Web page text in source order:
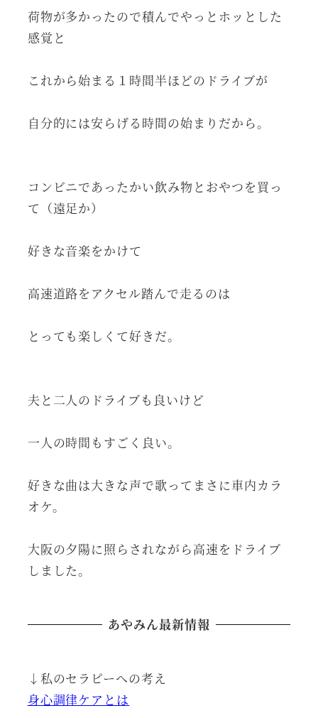
荷物が多かったので積んでやっとホッとした
感覚と
これから始まる１時間半ほどのドライブが
自分的には安らげる時間の始まりだから。
コンビニであったかい飲み物とおやつを買っ
て（遠足か）
好きな音楽をかけて
高速道路をアクセル踏んで走るのは
とっても楽しくて好きだ。
夫と二人のドライブも良いけど
一人の時間もすごく良い。
好きな曲は大きな声で歌ってまさに車内カラ
オケ。
大阪の夕陽に照らされながら高速をドライブ
しました。
あやみん最新情報
↓私のセラピーへの考え
身心調律ケアとは